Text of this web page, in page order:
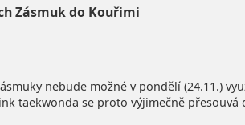
Zásmuk do Kouřimi
nebude možné v pondělí (24.11.)
taekwonda se proto výjimečně přesouvá